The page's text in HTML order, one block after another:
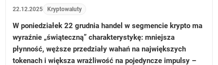
22.12.2025 Kryptowaluty
W poniedziałek 22 grudnia handel w segmencie krypto ma
wyraźnie „świąteczną” charakterystykę: mniejsza
płynność, węższe przedziały wahań na największych
tokenach i większa wrażliwość na pojedyncze impulsy –